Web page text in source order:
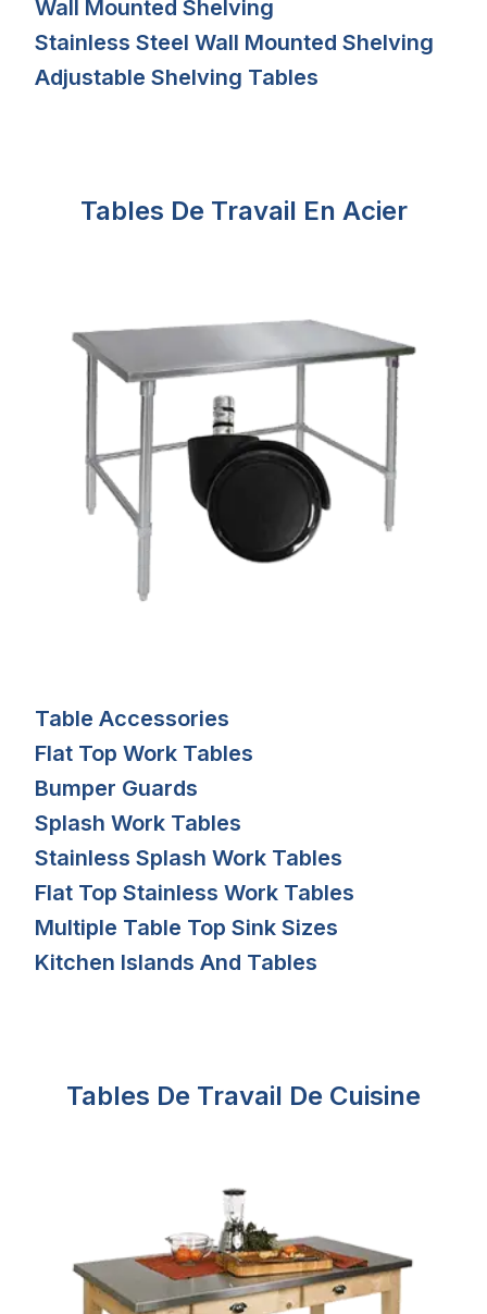
Wall Mounted Shelving
Stainless Steel Wall Mounted Shelving
Adjustable Shelving Tables
Tables De Travail En Acier
Table Accessories
Flat Top Work Tables
Bumper Guards
Splash Work Tables
Stainless Splash Work Tables
Flat Top Stainless Work Tables
Multiple Table Top Sink Sizes
Kitchen Islands And Tables
Tables De Travail De Cuisine